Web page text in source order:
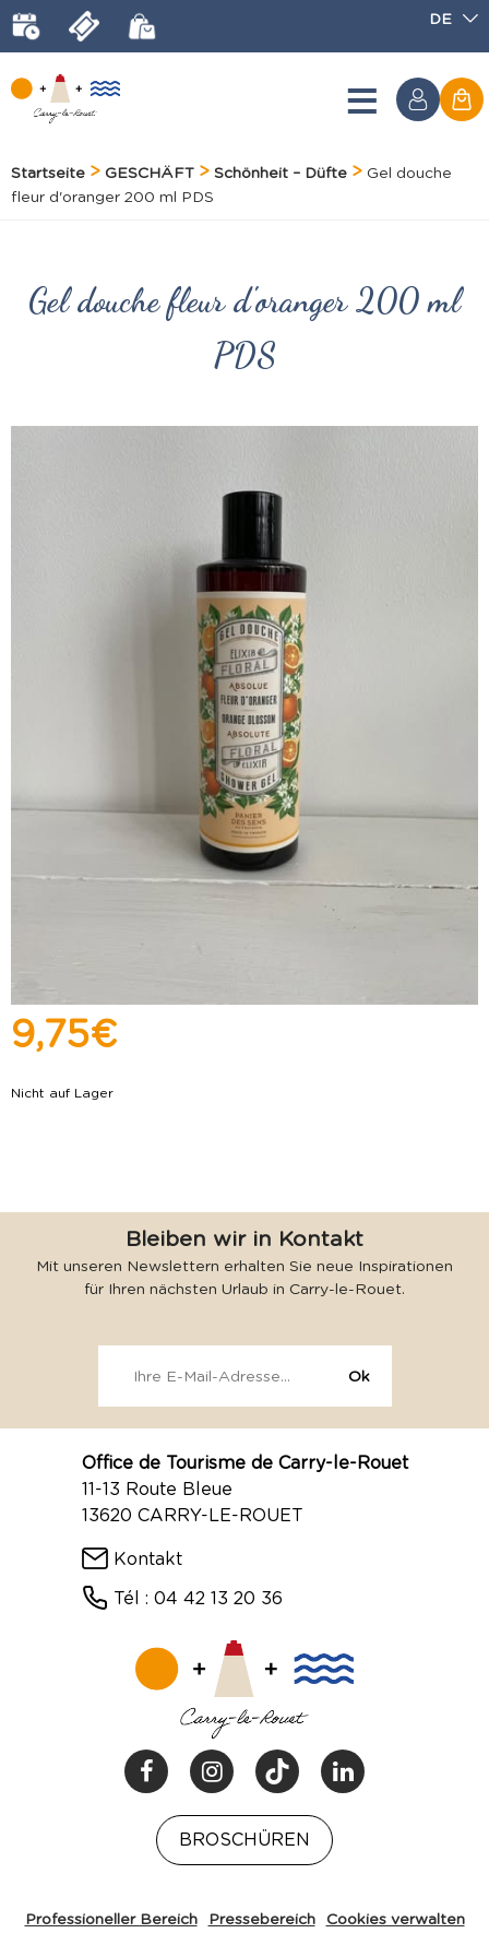
DE
Startseite GESCHÄFT Schönheit – Düfte
Gel douche
fleur d'oranger 200 ml PDS
Gel douche fleur d'oranger 200 ml
PDS
9,75 €
Nicht auf Lager
Bleiben wir in Kontakt
Mit unseren Newslettern erhalten Sie neue Inspirationen
für Ihren nächsten Urlaub in Carry-le-Rouet.
Office de Tourisme de Carry-le-Rouet
11-13 Route Bleue
13620 CARRY-LE-ROUET
Kontakt
Tél : 04 42 13 20 36
BROSCHÜREN
Professioneller Bereich Pressebereich Cookies verwalten